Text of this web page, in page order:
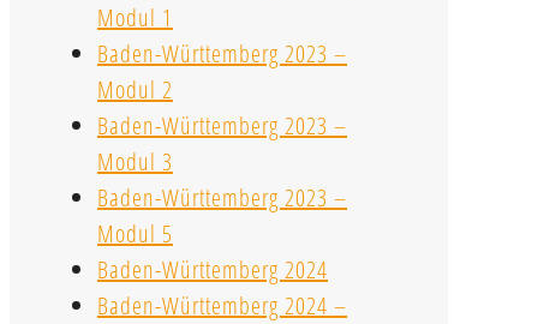
Modul 1
Baden-Württemberg 2023 –
Modul 2
Baden-Württemberg 2023 –
Modul 3
Baden-Württemberg 2023 –
Modul 5
Baden-Württemberg 2024
Baden-Württemberg 2024 –